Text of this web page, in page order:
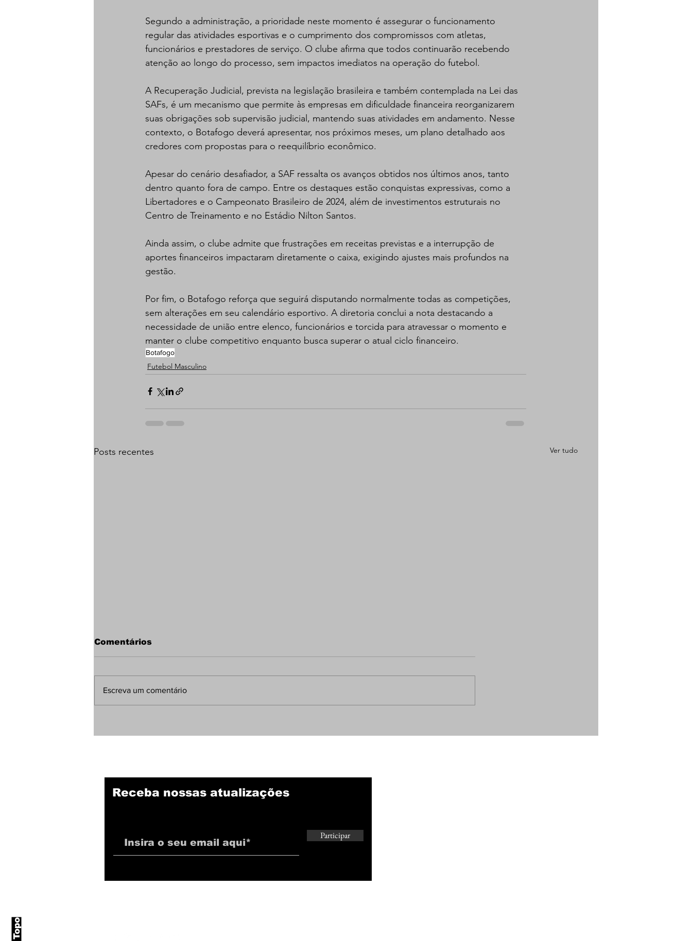
Segundo a administração, a prioridade neste momento é assegurar o funcionamento
regular das atividades esportivas e o cumprimento dos compromissos com atletas,
funcionários e prestadores de serviço. O clube afirma que todos continuarão recebendo
atenção ao longo do processo, sem impactos imediatos na operação do futebol.
A Recuperação Judicial, prevista na legislação brasileira e também contemplada na Lei das
SAFs, é um mecanismo que permite às empresas em dificuldade financeira reorganizarem
suas obrigações sob supervisão judicial, mantendo suas atividades em andamento. Nesse
contexto, o Botafogo deverá apresentar, nos próximos meses, um plano detalhado aos
credores com propostas para o reequilíbrio econômico.
Apesar do cenário desafiador, a SAF ressalta os avanços obtidos nos últimos anos, tanto
dentro quanto fora de campo. Entre os destaques estão conquistas expressivas, como a
Libertadores e o Campeonato Brasileiro de 2024, além de investimentos estruturais no
Centro de Treinamento e no Estádio Nilton Santos.
Ainda assim, o clube admite que frustrações em receitas previstas e a interrupção de
aportes financeiros impactaram diretamente o caixa, exigindo ajustes mais profundos na
gestão.
Por fim, o Botafogo reforça que seguirá disputando normalmente todas as competições,
sem alterações em seu calendário esportivo. A diretoria conclui a nota destacando a
necessidade de união entre elenco, funcionários e torcida para atravessar o momento e
manter o clube competitivo enquanto busca superar o atual ciclo financeiro.
Botafogo
Futebol Masculino
Posts recentes Ver tudo
Comentários
Escreva um comentário
Receba nossas atualizações
Participar